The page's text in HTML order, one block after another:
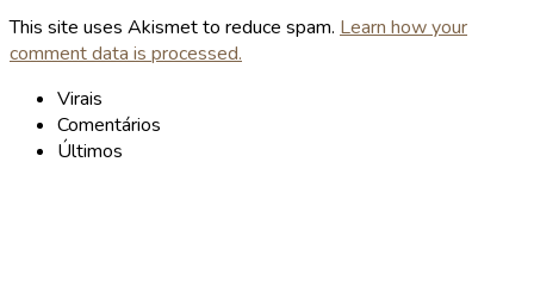
This site uses Akismet to reduce spam. Learn how your
comment data is processed.
Virais
Comentários
Últimos